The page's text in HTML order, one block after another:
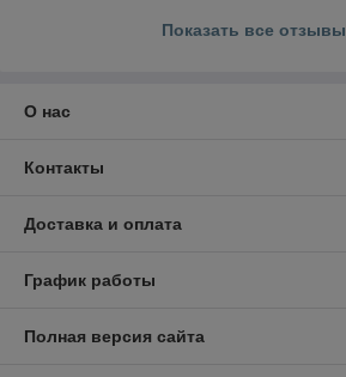
Показать все отзывы
О нас
Контакты
Доставка и оплата
График работы
Полная версия сайта